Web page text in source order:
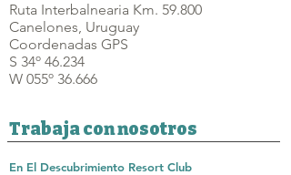
Ruta Interbalnearia Km. 59.800
Canelones, Uruguay
Coordenadas GPS
S 34º 46.234
W 055º 36.666
Trabaja con nosotros
En El Descubrimiento Resort Club